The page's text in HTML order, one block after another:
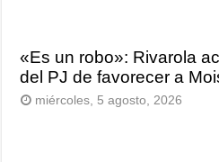
«Es un robo»: Rivarola
del PJ de favorecer a
miércoles, 5 agosto, 2026